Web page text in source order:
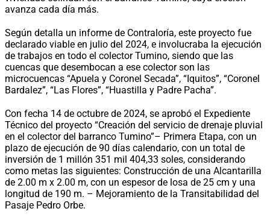
avanza cada día más.
Según detalla un informe de Contraloría, este proyecto fue
declarado viable en julio del 2024, e involucraba la ejecución
de trabajos en todo el colector Tumino, siendo que las
cuencas que desembocan a ese colector son las
microcuencas “Apuela y Coronel Secada”, “Iquitos”, “Coronel
Bardalez”, “Las Flores”, “Huastilla y Padre Pacha”.
Con fecha 14 de octubre de 2024, se aprobó el Expediente
Técnico del proyecto “Creación del servicio de drenaje pluvial
en el colector del barranco Tumino”– Primera Etapa, con un
plazo de ejecución de 90 días calendario, con un total de
inversión de 1 millón 351 mil 404,33 soles, considerando
como metas las siguientes: Construcción de una Alcantarilla
de 2.00 m x 2.00 m, con un espesor de losa de 25 cm y una
longitud de 190 m. – Mejoramiento de la Transitabilidad del
Pasaje Pedro Orbe.